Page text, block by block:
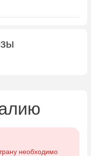
необходимо